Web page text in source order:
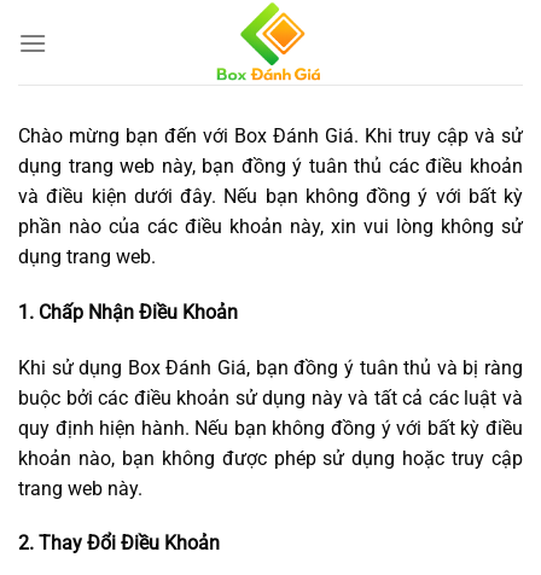
qua
Chào mừng bạn đến với Box Đánh Giá. Khi truy cập và sử
dụng trang web này, bạn đồng ý tuân thủ các điều khoản
và điều kiện dưới đây. Nếu bạn không đồng ý với bất kỳ
phần nào của các điều khoản này, xin vui lòng không sử
dụng trang web.
1. Chấp Nhận Điều Khoản
Khi sử dụng Box Đánh Giá, bạn đồng ý tuân thủ và bị ràng
buộc bởi các điều khoản sử dụng này và tất cả các luật và
quy định hiện hành. Nếu bạn không đồng ý với bất kỳ điều
khoản nào, bạn không được phép sử dụng hoặc truy cập
trang web này.
2. Thay Đổi Điều Khoản